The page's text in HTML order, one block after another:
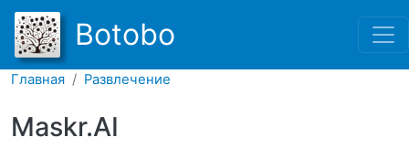
Перейти к основному
Botobo
Главная Развлечение
Maskr.AI